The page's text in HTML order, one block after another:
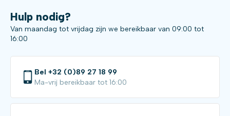
Hulp nodig?
Van maandag tot vrijdag zijn we bereikbaar van 09:00 tot
16:00
Bel +32 (0)89 27 18 99
Ma-vrij bereikbaar tot 16:00